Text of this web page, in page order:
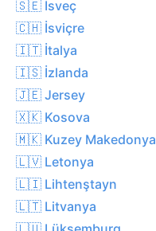
🇸🇪 İsveç
🇨🇭 İsviçre
🇮🇹 İtalya
🇮🇸 İzlanda
🇯🇪 Jersey
🇽🇰 Kosova
🇲🇰 Kuzey Makedonya
🇱🇻 Letonya
🇱🇮 Lihtenştayn
🇱🇹 Litvanya